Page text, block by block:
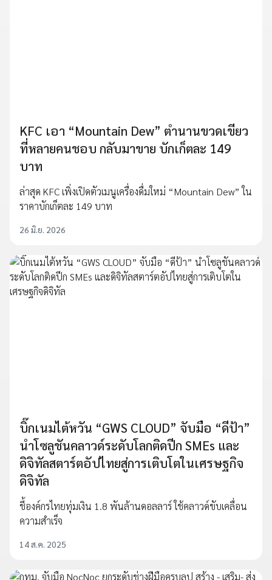
KFC เอา “Mountain Dew” ตำนานขวดเขียว
ที่หลายคนชอบ กลับมาขาย บักเก็ตละ 149
บาท
ล่าสุด KFC เพิ่งเปิดตัวเมนูเครื่องดื่มใหม่ “Mountain Dew” ใน
ราคาบักเก็ตละ 149 บาท
26 มิ.ย. 2026
บิ๊กเนมไต้หวัน “GWS CLOUD” จับมือ “ดีป้า”
นำโซลูชันคลาวด์ระดับโลกติดปีก SMEs และ
ดิจิทัลสตาร์ตอัปไทยสู่การเติบโตในเศรษฐกิจ
ดิจิทัล
ชี้องค์กรไทยทุ่มเงิน 1.8 พันล้านดอลลาร์ ใช้คลาวด์ขับเคลื่อน
ความสำเร็จ
14 ส.ค. 2025